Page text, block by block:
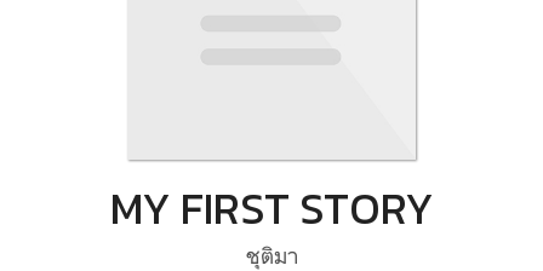
MY FIRST STORY
ชุติมา